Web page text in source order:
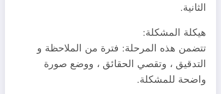
الثانية.
‎تتضمن هذه المرحلة: فترة من الملاحظة و
التدقيق ، وتقصي الحقائق ، ووضع صورة
واضحة للمشكلة.